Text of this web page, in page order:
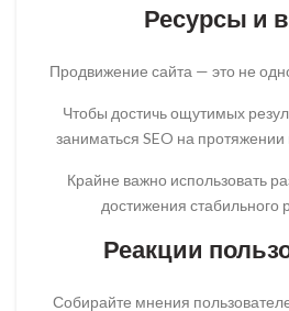
Ресурсы и
Продвижение сайта — это не
Чтобы достичь ощутимых
заниматься SEO на протяжении
Крайне важно использовать
достижения стабильного
Реакции
Собирайте мнения